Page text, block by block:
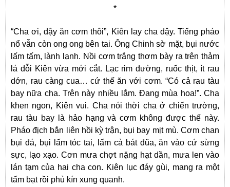
*
“Cha ơi, dậy ăn cơm thôi”, Kiên lay cha dậy. Tiếng pháo
nổ vẫn còn ong ong bên tai. Ông Chinh sờ mặt, bụi nước
lấm tấm, lành lạnh. Nồi cơm trắng thơm bày ra trên thảm
lá dỗi Kiên vừa mới cắt. Lạc rim đường, ruốc thịt, ít rau
dớn, rau càng cua… cứ thế ăn với cơm. “Có cả rau tàu
bay nữa cha. Trên này nhiều lắm. Đang mùa hoa!”. Cha
khen ngon, Kiên vui. Cha nói thời cha ở chiến trường,
rau tàu bay là hảo hạng và cơm không được thế này.
Pháo địch bắn liên hồi kỳ trận, bụi bay mịt mù. Cơm chan
bụi đá, bụi lấm tóc tai, lấm cả bát đũa, ăn vào cứ sừng
sực, lạo xạo. Cơn mưa chợt nặng hạt dần, mưa len vào
lán tạm của hai cha con. Kiên lục đáy gùi, mang ra một
tấm bạt rồi phủ kín xung quanh.